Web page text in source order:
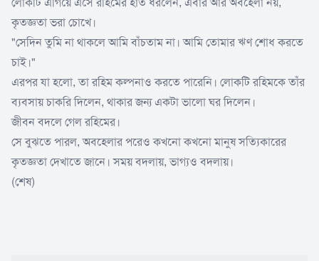
কৃতজ্ঞতা ভরা চোখে।
"সেদিন তুমি না থাকলে আমি বাঁচতাম না। আমি তোমার ঋণ শোধ করতে
চাই।"
এরপর যা হলো, তা রহিম কল্পনাও করতে পারেনি। লোকটি রহিমকে তাঁর
ব্যবসায় চাকরি দিলেন, থাকার জন্য একটা ভালো ঘর দিলেন।
জীবন বদলে গেল রহিমের।
সে বুঝতে পারল, অবহেলার পরেও কখনো কখনো মানুষ সত্যিকারের
কৃতজ্ঞতা দেখাতে জানে। সময় বদলায়, ভাগ্যও বদলায়।
(শেষ)